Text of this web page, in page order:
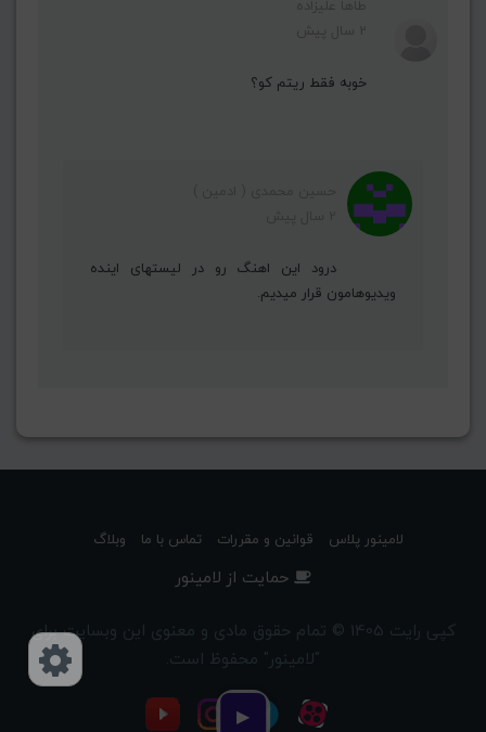
▶
خوبه فقط ریتم کو؟
درود این اهنگ رو در لیستهای اینده
ویدیوهامون قرار میدیم.
لامینور پلاس قوانین و مقررات تماس با ما وبلاگ
حمایت از لامینور
کپی رایت 1405 © تمام حقوق مادی و معنوی این وبسایت برای
"لامینور" محفوظ است.